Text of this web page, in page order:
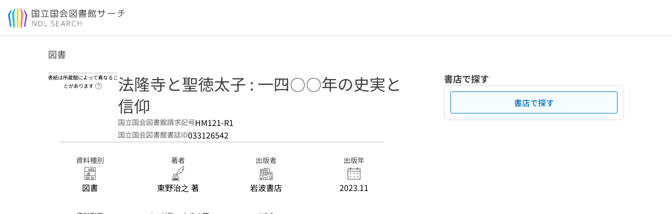
本文へ移動
図書
表紙は所蔵館によって異なるこ
とがあります
ヘルプページへのリンク
法隆寺と聖徳太子 : 一四〇〇年の史実と
信仰
国立国会図書館請求記号HM121-R1
国立国会図書館書誌ID033126542
資料種別
図書
著者
東野治之 著
出版者
岩波書店
出版年
2023.11
書店で探す
書店で探す